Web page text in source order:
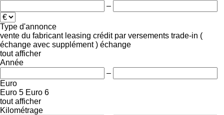
–
Type d'annonce
vente du fabricant leasing crédit par versements trade-in (
échange avec supplément ) échange
tout afficher
Année
–
Euro
Euro 5 Euro 6
tout afficher
Kilométrage